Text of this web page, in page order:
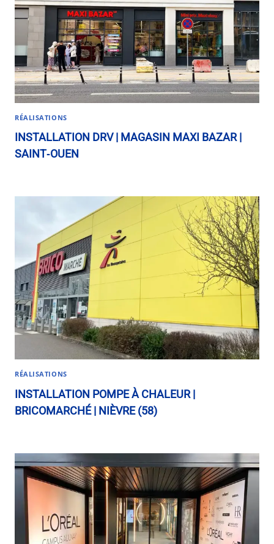
RÉALISATIONS
INSTALLATION DRV | MAGASIN MAXI BAZAR |
SAINT‑OUEN
RÉALISATIONS
INSTALLATION POMPE À CHALEUR |
BRICOMARCHÉ | NIÈVRE (58)